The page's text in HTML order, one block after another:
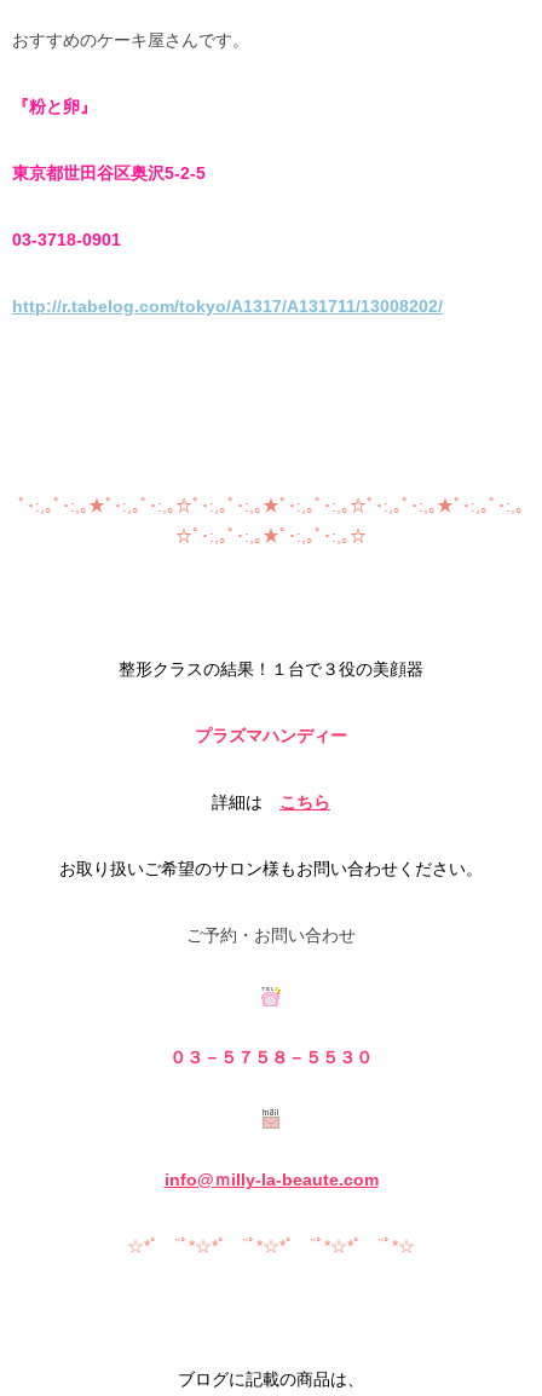
おすすめのケーキ屋さんです。
『粉と卵』
東京都世田谷区奥沢5-2-5
03-3718-0901
http://r.tabelog.com/tokyo/A1317/A131711/13008202/
ﾟ･:,｡ﾟ･:,｡★ﾟ･:,｡ﾟ･:,｡☆ﾟ･:,｡ﾟ･:,｡★ﾟ･:,｡ﾟ･:,｡☆ﾟ･:,｡ﾟ･:,｡★ﾟ･:,｡ﾟ･:,｡
☆ﾟ･:,｡ﾟ･:,｡★ﾟ･:,｡ﾟ･:,｡☆
整形クラスの結果！ １台で３役の美顔器
プラズマハンディー
詳細は こちら
お取り扱いご希望のサロン様もお問い合わせください。
ご予約・お問い合わせ
０３－５７５８－５ ５３０
info@ｍilly-la-beaute.com
☆*ﾟ ゜ﾟ*☆*ﾟ ゜ﾟ*☆*ﾟ ゜ﾟ*☆*ﾟ ゜ﾟ*☆
ブログに記載の商品は、